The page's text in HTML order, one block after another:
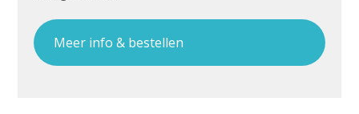
Meer info & bestellen